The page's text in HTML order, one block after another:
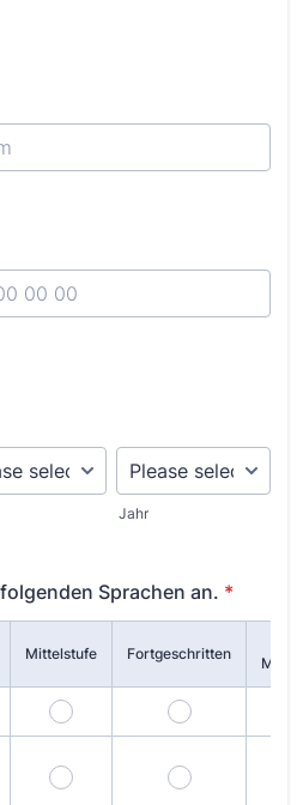
Jahr
Sprachen an. *
Mittelstufe Fortgeschritten